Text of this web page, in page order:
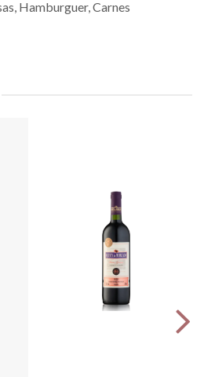
Hamburguer, Carnes